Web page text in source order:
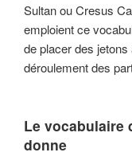
Sultan ou Cresus
emploient ce
de placer des
déroulement des
Le vocabulaire
donne